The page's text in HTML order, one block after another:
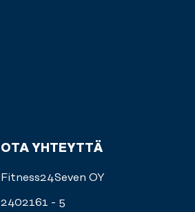
OTA YHTEYTTÄ
Fitness24Seven OY
2402161 - 5